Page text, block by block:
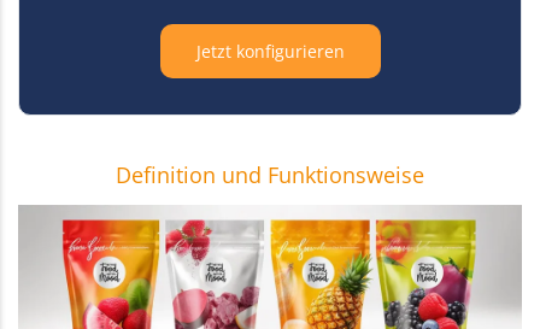
Jetzt konfigurieren
Definition und Funktionsweise